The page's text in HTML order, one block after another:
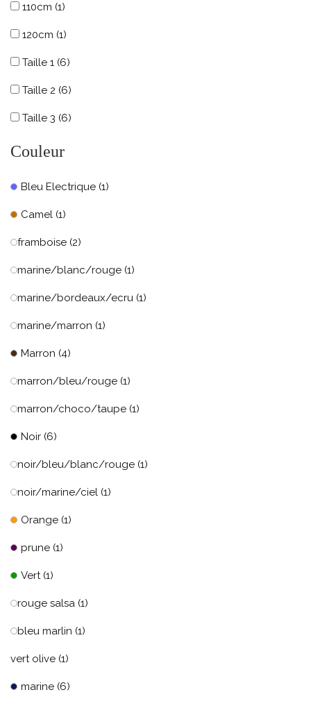
110cm (1)
120cm (1)
Taille 1 (6)
Taille 2 (6)
Taille 3 (6)
Couleur
Bleu Electrique (1)
Camel (1)
framboise (2)
marine/blanc/rouge (1)
marine/bordeaux/ecru (1)
marine/marron (1)
Marron (4)
marron/bleu/rouge (1)
marron/choco/taupe (1)
Noir (6)
noir/bleu/blanc/rouge (1)
noir/marine/ciel (1)
Orange (1)
prune (1)
Vert (1)
rouge salsa (1)
bleu marlin (1)
vert olive (1)
marine (6)